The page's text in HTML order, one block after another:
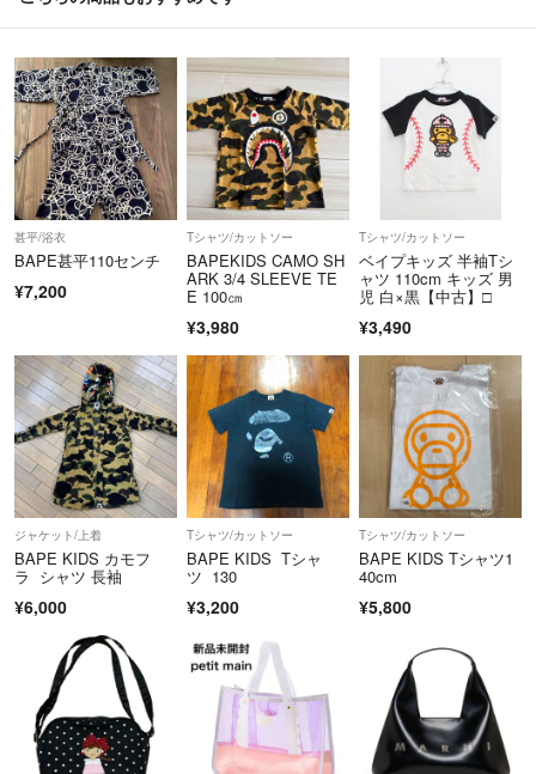
甚平/浴衣
BAPE甚平110センチ
¥7,200
Tシャツ/カットソー
BAPEKIDS CAMO SH
ARK 3/4 SLEEVE TE
E 100㎝
¥3,980
Tシャツ/カットソー
ベイプキッズ 半袖Tシ
ャツ 110cm キッズ 男
児 白×黒【中古】□
¥3,490
ジャケット/上着
BAPE KIDS カモフ
ラ シャツ 長袖
¥6,000
Tシャツ/カットソー
BAPE KIDS Tシャ
ツ 130
¥3,200
Tシャツ/カットソー
BAPE KIDS Tシャツ1
40cm
¥5,800